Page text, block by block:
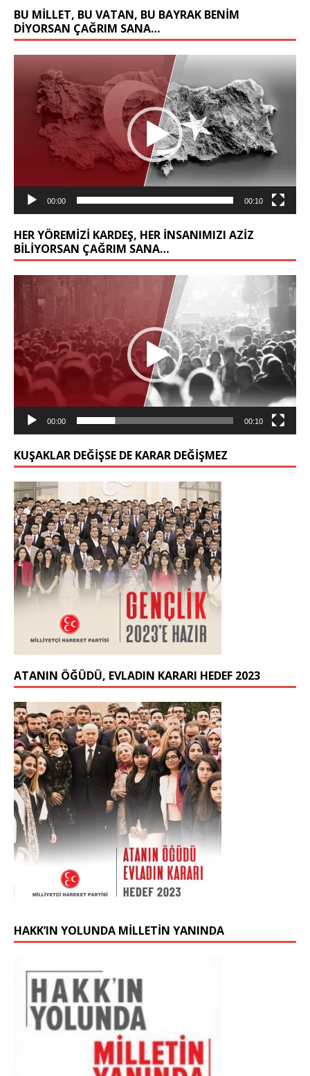
BU MİLLET, BU VATAN, BU BAYRAK BENİM
DİYORSAN ÇAĞRIM SANA…
oynatıcı
00:00 00:10
HER YÖREMİZİ KARDEŞ, HER İNSANIMIZI AZİZ
BİLİYORSAN ÇAĞRIM SANA…
Video
oynatıcı
00:00 00:10
KUŞAKLAR DEĞIŞSE DE KARAR DEĞIŞMEZ
ATANIN ÖĞÜDÜ, EVLADIN KARARI HEDEF 2023
HAKK’IN YOLUNDA MİLLETİN YANINDA